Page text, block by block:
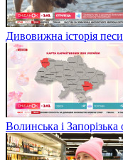
Дивовижна історія
Волинська і